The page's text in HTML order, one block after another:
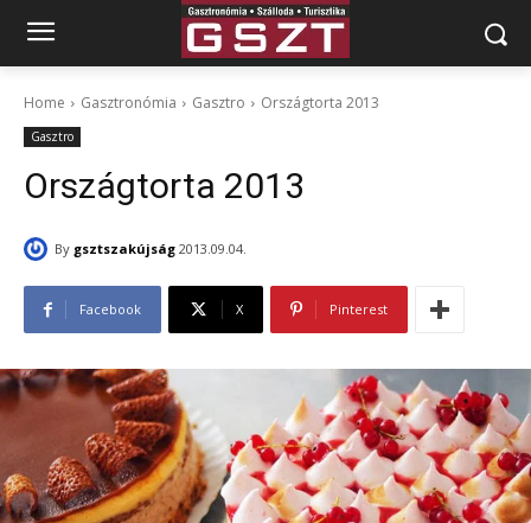
Home Gasztronómia Gasztro Országtorta 2013
Gasztro
Országtorta 2013
By gsztszakújság 2013.09.04.
Facebook X Pinterest